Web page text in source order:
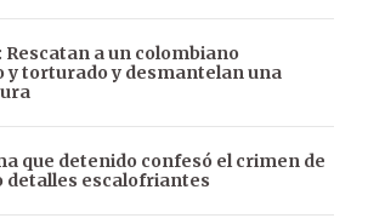
Rescatan a un colombiano
y torturado y desmantelan una
que detenido confesó el crimen de
detalles escalofriantes